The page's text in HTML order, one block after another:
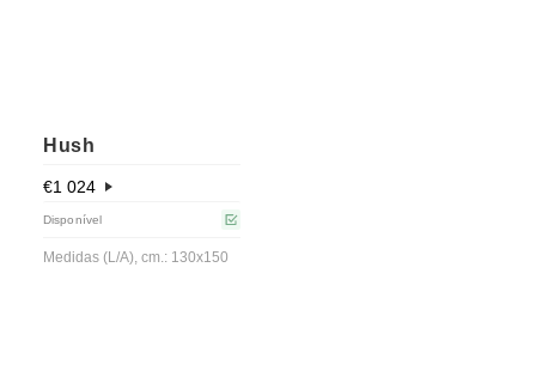
Hush
€1 024
Disponível
Medidas (L/A), cm.: 130x150